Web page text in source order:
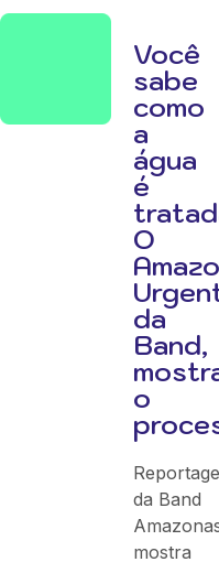
Você
sabe
como
a
água
é
O
da
Band,
o
da Band
mostra